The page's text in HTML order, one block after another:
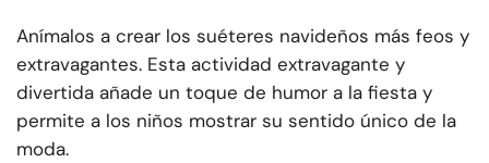
Anímalos a crear los suéteres navideños más feos y
extravagantes. Esta actividad extravagante y
divertida añade un toque de humor a la fiesta y
permite a los niños mostrar su sentido único de la
moda.